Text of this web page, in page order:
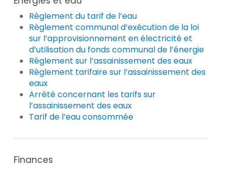
Règlement du tarif de l’eau
Règlement communal d’exécution de la loi
sur l’approvisionnement en électricité et
d’utilisation du fonds communal de l’énergie
Règlement sur l’assainissement des eaux
Règlement tarifaire sur l’assainissement des
eaux
Arrêté concernant les tarifs sur
l’assainissement des eaux
Tarif de l’eau consommée
Finances